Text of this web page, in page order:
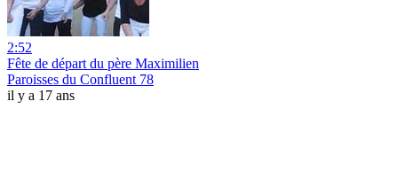
2:52
Fête de départ du père Maximilien
Paroisses du Confluent 78
il y a 17 ans